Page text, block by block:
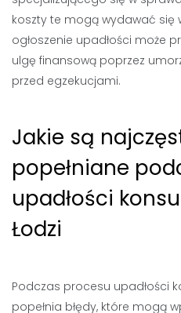
koszty te mogą wydawać się
ogłoszenie upadłości może
ulgę finansową poprzez
przed egzekucjami.
Jakie są
popełniane
upadłości
Łodzi
Podczas procesu upadłości
popełnia błędy, które mogą